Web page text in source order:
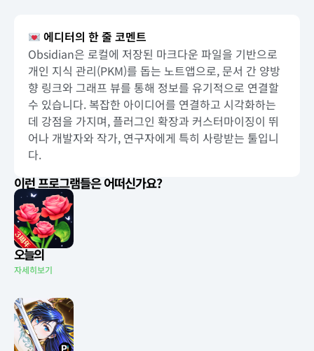
에디터의 한 줄 코멘트
Obsidian은 로컬에 저장된 마크다운 파일을 기반으로
개인 지식 관리(PKM)를 돕는 노트앱으로, 문서 간 양방
향 링크와 그래프 뷰를 통해 정보를 유기적으로 연결할
수 있습니다. 복잡한 아이디어를 연결하고 시각화하는
데 강점을 가지며, 플러그인 확장과 커스터마이징이 뛰
어나 개발자와 작가, 연구자에게 특히 사랑받는 툴입니
다.
이런 프로그램들은 어떠신가요?
오늘의
자세히보기